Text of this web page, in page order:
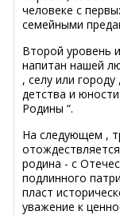
человеке с
семейными
Второй уровень
напитан нашей
, селу или
детства и
Родины “.
На следующем ,
родина - с
подлинного
пласт
уважение к